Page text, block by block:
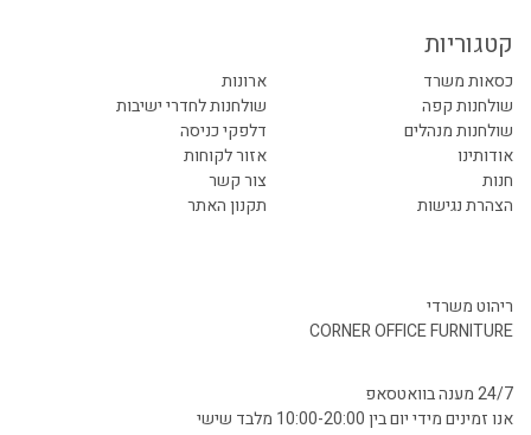
קטגוריות
כסאות משרד
ארונות
שולחנות קפה
שולחנות לחדרי ישיבות
שולחנות מנהלים
דלפקי כניסה
אודותינו
אזור לקוחות
חנות
צור קשר
הצהרת נגישות
תקנון האתר
ריהוט משרדי
CORNER OFFICE FURNITURE
24/7 מענה בוואטסאפ
אנו זמינים מידי יום בין 10:00-20:00 מלבד שישי